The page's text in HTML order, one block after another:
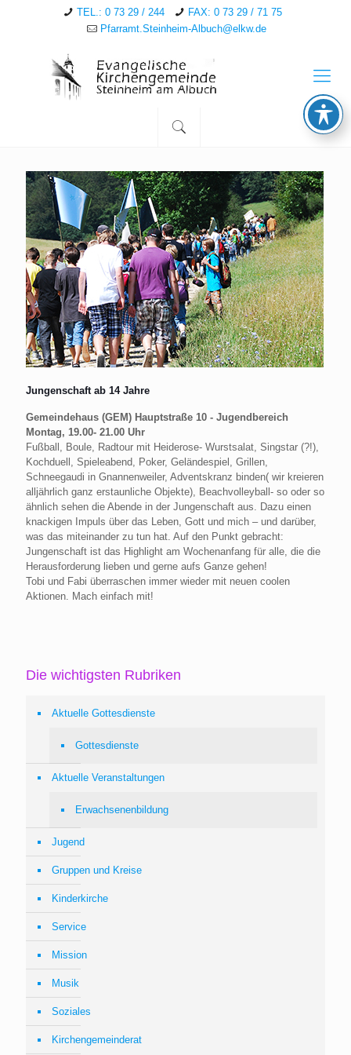
TEL.: 0 73 29 / 244
FAX: 0 73 29 / 71 75
Pfarramt.Steinheim-Albuch@elkw.de
Jungenschaft ab 14 Jahre
Gemeindehaus (GEM) Hauptstraße 10 - Jugendbereich
Montag, 19.00- 21.00 Uhr
Fußball, Boule, Radtour mit Heiderose- Wurstsalat, Singstar (?!),
Kochduell, Spieleabend, Poker, Geländespiel, Grillen,
Schneegaudi in Gnannenweiler, Adventskranz binden( wir kreieren
alljährlich ganz erstaunliche Objekte), Beachvolleyball- so oder so
ähnlich sehen die Abende in der Jungenschaft aus. Dazu einen
knackigen Impuls über das Leben, Gott und mich – und darüber,
was das miteinander zu tun hat. Auf den Punkt gebracht:
Jungenschaft ist das Highlight am Wochenanfang für alle, die die
Herausforderung lieben und gerne aufs Ganze gehen!
Tobi und Fabi überraschen immer wieder mit neuen coolen
Aktionen. Mach einfach mit!
Die wichtigsten Rubriken
Aktuelle Gottesdienste
Gottesdienste
Aktuelle Veranstaltungen
Erwachsenenbildung
Jugend
Gruppen und Kreise
Kinderkirche
Service
Mission
Musik
Soziales
Kirchengemeinderat